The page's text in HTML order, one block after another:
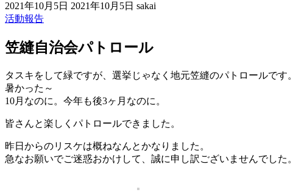
2021年10月5日 2021年10月5日 sakai
活動報告
笠縫自治会パトロール
タスキをして緑ですが、選挙じゃなく地元笠縫のパトロールです。
暑かった～
10月なのに。今年も後3ヶ月なのに。
皆さんと楽しくパトロールできました。
昨日からのリスケは概ねなんとかなりました。
急なお願いでご迷惑おかけして、誠に申し訳ございませんでした。